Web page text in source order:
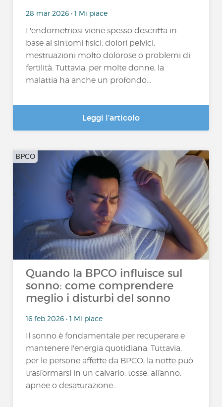
28 mar 2026 • 1 Mi piace
L'endometriosi viene spesso descritta in
base ai sintomi fisici: dolori pelvici,
mestruazioni molto dolorose o problemi di
fertilità. Tuttavia, per molte donne, la
malattia ha anche un profondo...
Leggi l’articolo
BPCO
Quando la BPCO influisce sul
sonno: come comprendere
meglio i disturbi del sonno
16 feb 2026 • 1 Mi piace
Il sonno è fondamentale per recuperare e
mantenere l'energia quotidiana. Tuttavia,
per le persone affette da BPCO, la notte può
trasformarsi in un calvario: tosse, affanno,
apnee o desaturazione...